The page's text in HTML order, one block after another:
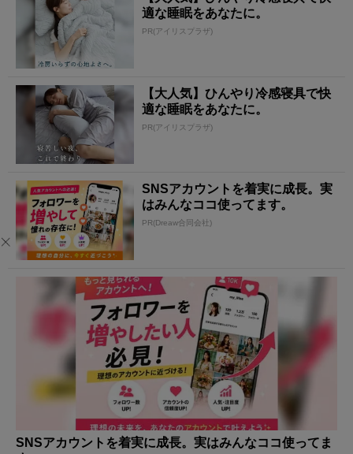
適な睡眠をあなたに。
PR(アイリスプラザ)
【大人気】ひんやり冷感寝具で快
適な睡眠をあなたに。
PR(アイリスプラザ)
SNSアカウントを着実に成長。実
はみんなココ使ってます。
PR(Dreaw合同会社)
SNSアカウントを着実に成長。実はみんなココ使ってま